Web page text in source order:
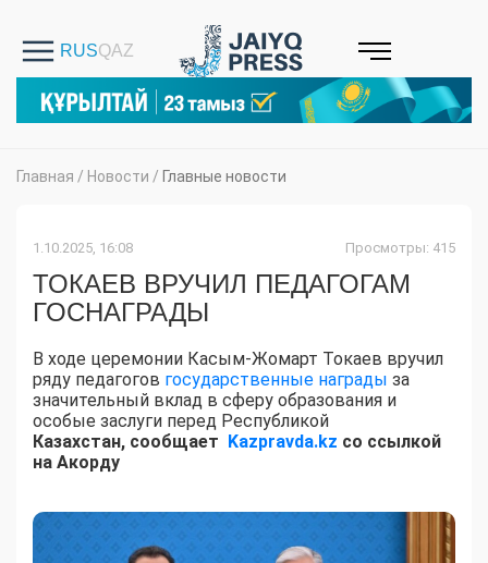
Главная / Новости / Главные новости
1.10.2025, 16:08 Просмотры: 415
ТОКАЕВ ВРУЧИЛ ПЕДАГОГАМ
ГОСНАГРАДЫ
В ходе церемонии Касым-Жомарт Токаев вручил
ряду педагогов государственные награды за
значительный вклад в сферу образования и
особые заслуги перед Республикой
Казахстан, сообщает Kazpravda.kz со ссылкой
на Акорду